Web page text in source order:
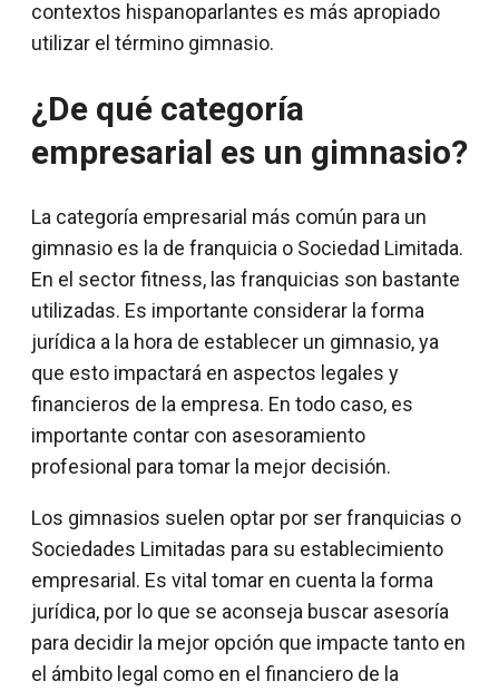
contextos hispanoparlantes es más apropiado
utilizar el término gimnasio.
¿De qué categoría
empresarial es un gimnasio?
La categoría empresarial más común para un
gimnasio es la de franquicia o Sociedad Limitada.
En el sector fitness, las franquicias son bastante
utilizadas. Es importante considerar la forma
jurídica a la hora de establecer un gimnasio, ya
que esto impactará en aspectos legales y
financieros de la empresa. En todo caso, es
importante contar con asesoramiento
profesional para tomar la mejor decisión.
Los gimnasios suelen optar por ser franquicias o
Sociedades Limitadas para su establecimiento
empresarial. Es vital tomar en cuenta la forma
jurídica, por lo que se aconseja buscar asesoría
para decidir la mejor opción que impacte tanto en
el ámbito legal como en el financiero de la